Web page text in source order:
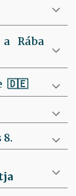
Rába
🇩🇪
8.